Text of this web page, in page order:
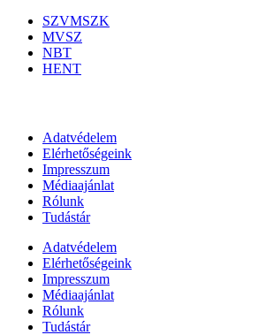
SZVMSZK
MVSZ
NBT
HENT
Adatvédelem
Elérhetőségeink
Impresszum
Médiaajánlat
Rólunk
Tudástár
Adatvédelem
Elérhetőségeink
Impresszum
Médiaajánlat
Rólunk
Tudástár